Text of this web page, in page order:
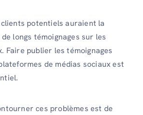
clients potentiels auraient la
longs témoignages sur les
Faire publier les témoignages
de médias sociaux est
ces problèmes est de